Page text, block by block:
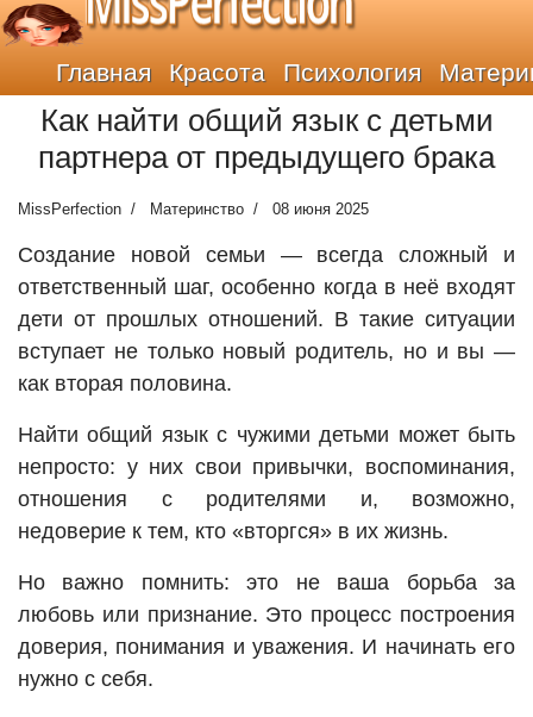
Главная Красота Психология
Как найти общий язык с детьми
партнера от предыдущего брака
MissPerfection Материнство 08 июня 2025
Создание новой семьи — всегда сложный и
ответственный шаг, особенно когда в неё входят
дети от прошлых отношений. В такие ситуации
вступает не только новый родитель, но и вы —
как вторая половина.
Найти общий язык с чужими детьми может быть
непросто: у них свои привычки, воспоминания,
отношения с родителями и, возможно,
недоверие к тем, кто «вторгся» в их жизнь.
Но важно помнить: это не ваша борьба за
любовь или признание. Это процесс построения
доверия, понимания и уважения. И начинать его
нужно с себя.